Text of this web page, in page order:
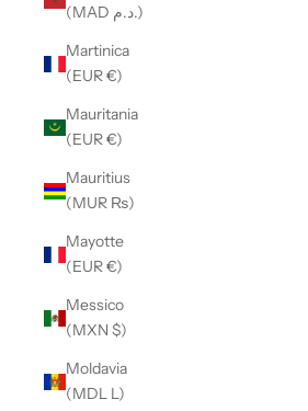
(MAD د.م.)
Martinica
(EUR €)
Mauritania
(EUR €)
Mauritius
(MUR ₨)
Mayotte
(EUR €)
Messico
(MXN $)
Moldavia
(MDL L)